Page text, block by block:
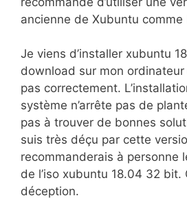
ancienne de Xubuntu comme
Je viens d’installer xubuntu
download sur mon
pas correctement.
système n’arrête pas de
pas à trouver de bonnes
suis très déçu par cette
recommanderais à personne
de l’iso xubuntu 18.04 32 bit.
déception.